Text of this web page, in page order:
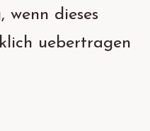
wenn dieses
uebertragen